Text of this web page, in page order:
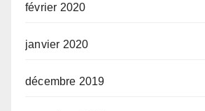
février 2020
janvier 2020
décembre 2019